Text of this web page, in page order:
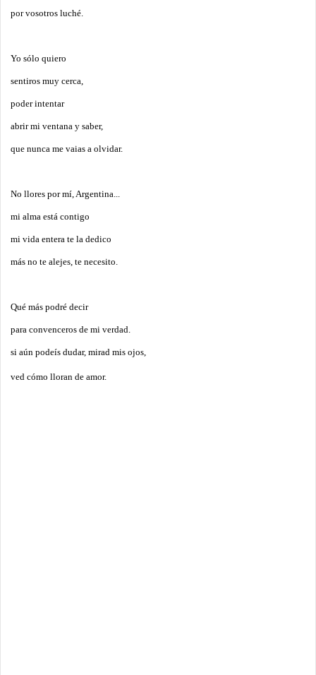
por vosotros luché.
Yo sólo quiero
sentiros muy cerca,
poder intentar
abrir mi ventana y saber,
que nunca me vaias a olvidar.
No llores por mí, Argentina...
mi alma está contigo
mi vida entera te la dedico
más no te alejes, te necesito.
Qué más podré decir
para convenceros de mi verdad.
si aún podeís dudar, mirad mis ojos,
ved cómo lloran de amor.